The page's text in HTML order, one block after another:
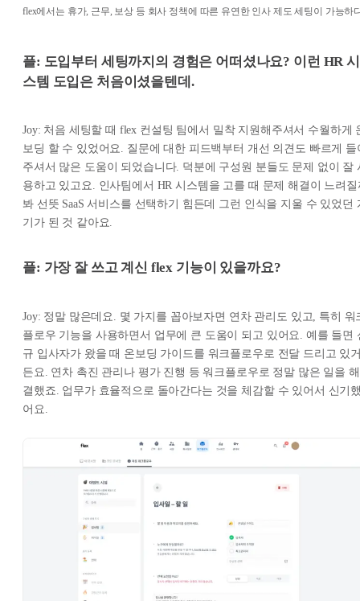
flex에서는 휴가, 근무, 보상 등 회사 정책에 따른 유연한 인사 제도 세팅이 가능하
플: 도입부터 세팅까지의 경험은 어떠셨나요? 이런 HR 시
스템 도입은 처음이셨을텐데.
Joy: 처음 세팅할 때 flex 컨설팅 팀에서 밀착 지원해주셔서 수월하게
보딩 할 수 있었어요. 질문에 대한 피드백부터 개선 의견도 빠르게 들
주셔서 많은 도움이 되었습니다. 덕분에 구성원 분들도 문제 없이 잘
용하고 있고요. 인사팀에서 HR 시스템을 고를 때 문제 해결이 느려질
봐 선뜻 SaaS 서비스를 선택하기 힘든데 그런 인식을 지울 수 있었던
기가 된 것 같아요.
플: 가장 잘 쓰고 계신 flex 기능이 있을까요?
Joy: 정말 많은데요. 몇 가지를 꼽아보자면 연차 관리도 있고, 특히 워
플로우 기능을 사용하면서 업무에 큰 도움이 되고 있어요. 예를 들면
규 입사자가 왔을 때 온보딩 가이드를 워크플로우로 전달 드리고 있
든요. 연차 촉진 관리나 평가 진행 등 워크플로우로 정말 많은 일을 해
결했죠. 업무가 효율적으로 돌아간다는 것을 체감할 수 있어서 신기
어요.